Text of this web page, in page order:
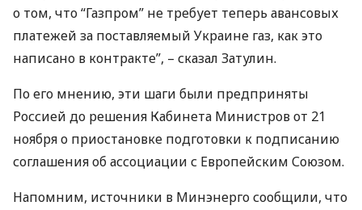
о том, что “Газпром” не требует теперь авансовых
платежей за поставляемый Украине газ, как это
написано в контракте”, – сказал Затулин.
По его мнению, эти шаги были предприняты
Россией до решения Кабинета Министров от 21
ноября о приостановке подготовки к подписанию
соглашения об ассоциации с Европейским Союзом.
Напомним, источники в Минэнерго сообщили, что